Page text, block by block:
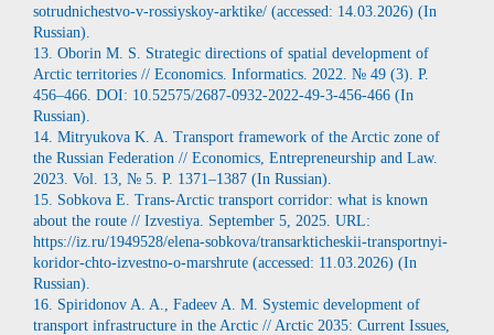
sotrudnichestvo-v-rossiyskoy-arktike/ (accessed: 14.03.2026) (In
Russian).
13. Oborin M. S. Strategic directions of spatial development of
Arctic territories // Economics. Informatics. 2022. № 49 (3). P.
456–466. DOI: 10.52575/2687-0932-2022-49-3-456-466 (In
Russian).
14. Mitryukova K. A. Transport framework of the Arctic zone of
the Russian Federation // Economics, Entrepreneurship and Law.
2023. Vol. 13, № 5. P. 1371–1387 (In Russian).
15. Sobkova E. Trans-Arctic transport corridor: what is known
about the route // Izvestiya. September 5, 2025. URL:
https://iz.ru/1949528/elena-sobkova/transarkticheskii-transportnyi-
koridor-chto-izvestno-o-marshrute (accessed: 11.03.2026) (In
Russian).
16. Spiridonov A. A., Fadeev A. M. Systemic development of
transport infrastructure in the Arctic // Arctic 2035: Current Issues,